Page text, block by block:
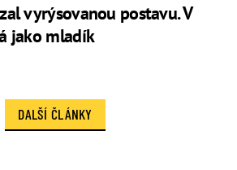
vyrýsovanou postavu. V
jako mladík
DALŠÍ ČLÁNKY